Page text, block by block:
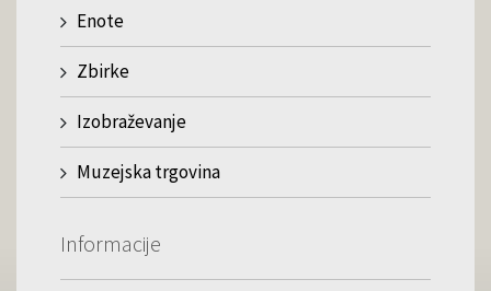
Enote
Zbirke
Izobraževanje
Muzejska trgovina
Informacije